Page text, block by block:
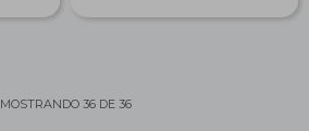
MOSTRANDO 36DE 36